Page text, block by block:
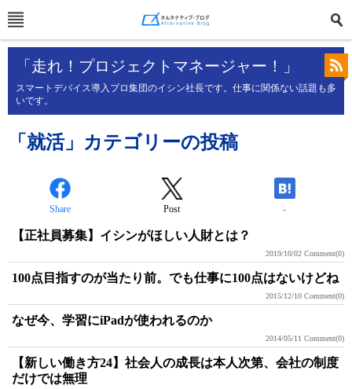
「走れ！プロジェクトマネージャー！」
スマートデバイス導入プロ集団のイシン社長です。仕事に関係ない話題も多
いです。
「就活」カテゴリーの投稿
Share Post -
【正社員募集】イシンがほしい人財とは？
2019/10/02 Comment(0)
100点目指すのが当たり前。でも仕事に100点はないけどね
2015/12/10 Comment(0)
なぜ今、学習にiPadが使われるのか
2014/05/11 Comment(0)
【新しい働き方24】社会人の成長は本人次第、会社の制度
だけでは無理